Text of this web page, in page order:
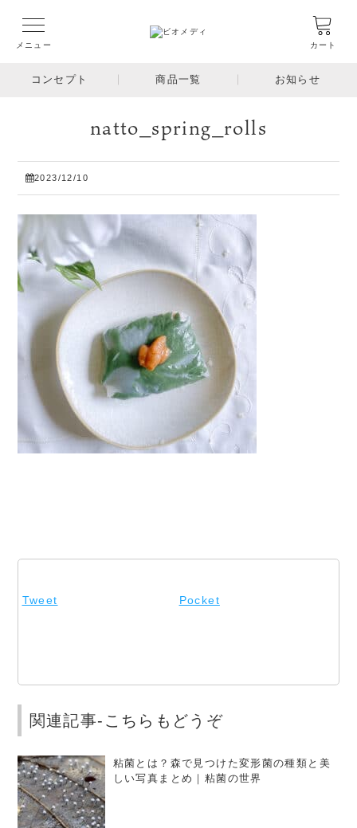
メニュー カート
コンセプト 商品一覧 お知らせ
natto_spring_rolls
2023/12/10
Tweet Pocket
関連記事-こちらもどうぞ
粘菌とは？森で見つけた変形菌の種類と美
しい写真まとめ｜粘菌の世界